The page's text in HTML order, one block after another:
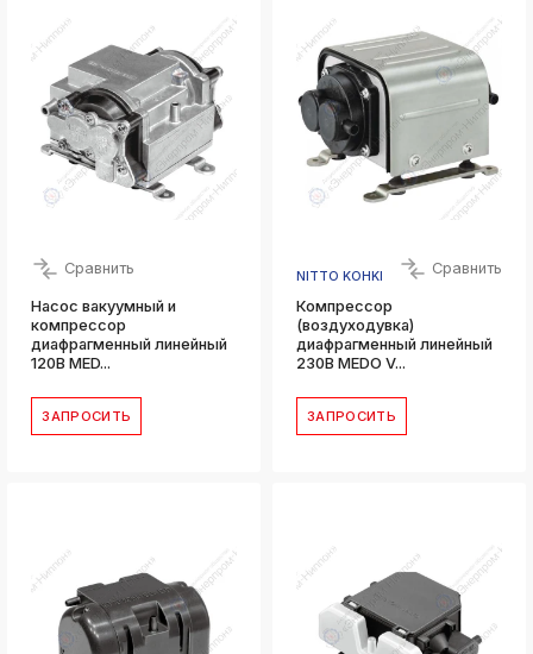
Сравнить
Насос вакуумный и
компрессор
диафрагменный линейный
120В MED...
ЗАПРОСИТЬ
NITTO KOHKI Сравнить
Компрессор
(воздуходувка)
диафрагменный линейный
230В MEDO V...
ЗАПРОСИТЬ